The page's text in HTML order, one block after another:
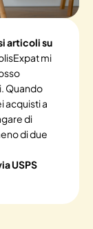
articoli su
mi
Quando
acquisti a
di
di due
USPS